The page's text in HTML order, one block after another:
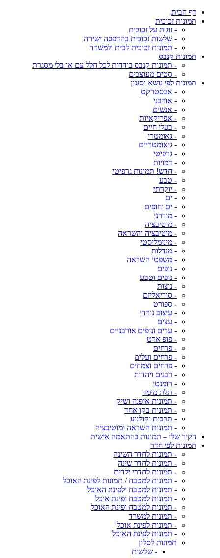
דף הבית
תמונות זכוכית
- זוגות על זכוכית
- שלשות זכוכית בהדפסה ישירה
- תמונות זכוכית לבית ולמשרד
תמונות קנבס
- תמונות קנבס בודדות לכל חלל עם או בלי מסגרת
- סטים מעוצבים
תמונות לפי נושא וסגנון
- אבסטרקט
- אורבני
- אנשים
- אפריקאיות
- בעלי חיים
- גאומטרי
- גיאומטריים
- גרפיטי
- דמויות
- חדש! תמונות גרפיטי
- טבע
- יוקרתי
- ים
- ים וחופים
- מודרני
- מוטיבציה
- מוטיבציה והשראה
- מינימליסטי
- מנדלות
- משפטי השראה
- נופים
- נופים וטבע
- נוצות
- סוריאליזם
- ספורט
- עיצוב נורדי
- עצים
- ערים ונופים אורבניים
- פופ ארט
- פרחים
- פרחים ועלים
- פרחים וצמחים
- רבנים ויהדות
- רומנטי
- תלת מימד
- תמונות אופנה ושיק
- תמונות בקו אחד
- תרבות וקולנוע
- תמונות השראה ומוטיבציה
הקיר שלי – תמונות בהתאמה אישית
תמונות לפי חדר
- תמונות לחדר השינה
- תמונות לחדר שינה
- תמונות לחדרי ילדים
- תמונות למטבח / תמונות לפינת האוכל
- תמונות למטבח ולפינת האוכל
- תמונות למטבח ופינת אוכל
- תמונות למטבח ופינת האוכל
- תמונות למשרד
- תמונות לפינת אוכל
- תמונות לפינת האוכל
תמונות לסלון
- שלשות